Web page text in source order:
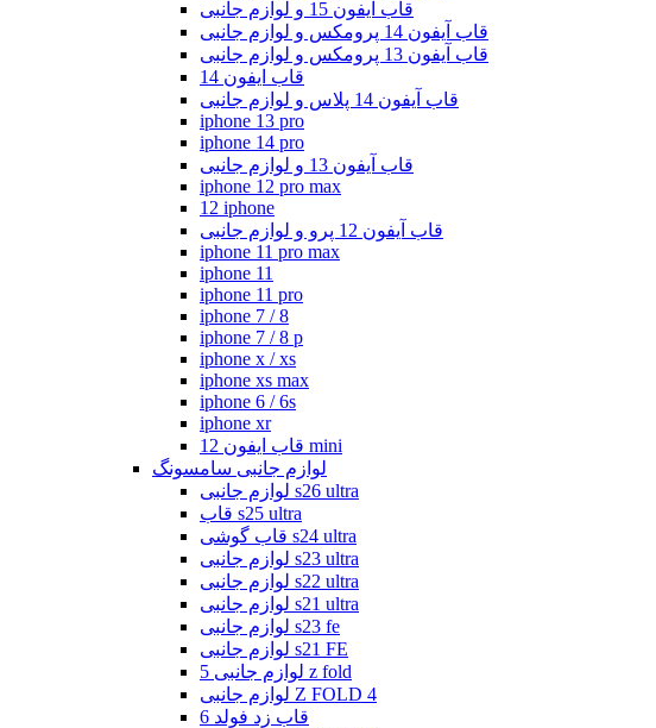
قاب آیفون 15 و لوازم جانبی
قاب آیفون 14 پرومکس و لوازم جانبی
قاب آیفون 13 پرومکس و لوازم جانبی
قاب ایفون 14
قاب آیفون 14 پلاس و لوازم جانبی
iphone 13 pro
iphone 14 pro
قاب آیفون 13 و لوازم جانبی
iphone 12 pro max
12 iphone
قاب آیفون 12 پرو و لوازم جانبی
iphone 11 pro max
iphone 11
iphone 11 pro
iphone 7 / 8
iphone 7 / 8 p
iphone x / xs
iphone xs max
iphone 6 / 6s
iphone xr
قاب ایفون 12 mini
لوازم جانبی سامسونگ
لوازم جانبی s26 ultra
قاب s25 ultra
قاب گوشی s24 ultra
لوازم جانبی s23 ultra
لوازم جانبی s22 ultra
لوازم جانبی s21 ultra
لوازم جانبی s23 fe
لوازم جانبی s21 FE
لوازم جانبی 5 z fold
لوازم جانبی Z FOLD 4
قاب زد فولد 6